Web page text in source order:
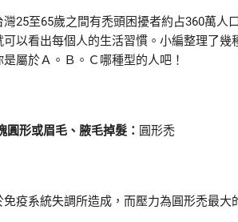
25至65歲之間有禿頭困擾者約占360萬
以看出每個人的生活習慣。小編整理了
屬於Ａ。Ｂ。Ｃ哪種型的人吧！
圓形或眉毛、腋毛掉髮 ： 圓形禿
免疫系統失調所造成，而壓力為圓形禿最大